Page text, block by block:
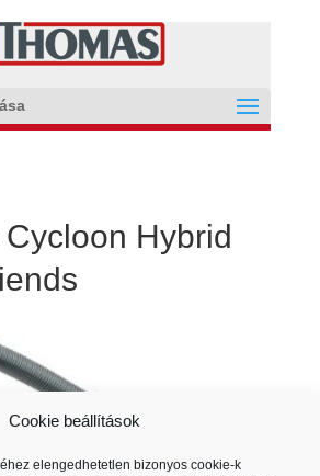
Cookie beállítások
elengedhetetlen bizonyos cookie-k
Hybrid